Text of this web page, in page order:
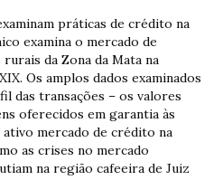
práticas de crédito na
examina o mercado de
da Zona da Mata na
Os amplos dados examinados
das transações – os valores
oferecidos em garantia às
mercado de crédito na
as crises no mercado
na região cafeeira de Juiz